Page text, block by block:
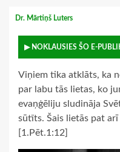
Dr. Mārtiņš Luters
▶ NOKLAUSIES ŠO E-
Viņiem tika atklāts, ka
par labu tās lietas, ko
evaņģēliju sludināja
sūtīts. Šais lietās pat
[1.Pēt.1:12]